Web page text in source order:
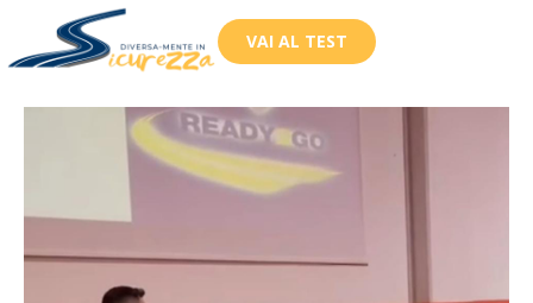
VAI AL TEST